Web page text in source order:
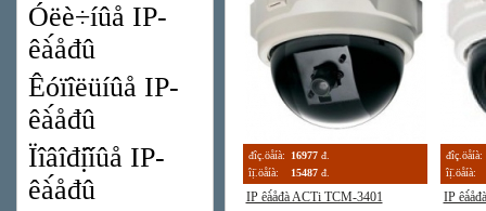
Óëè÷íûå IP-
êà́åđû
Êóïîëüíûå IP-
êà́åđû
Ïîâîđị̂íûå IP-
êà́åđû
đîç.öåíà: 16977 đ.
îị̈.öåíà:
15487 đ.
IP êà́åđà ACTi TCM-3401
đîç.öåíà:
îị̈.öåíà:
IP